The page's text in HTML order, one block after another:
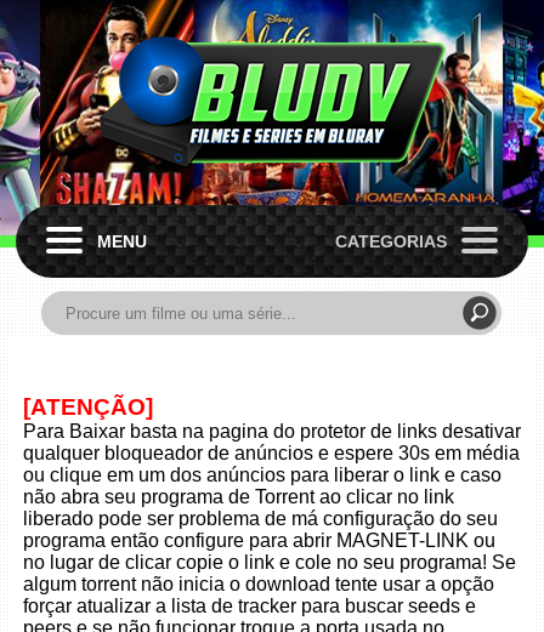
MENU CATEGORIAS
[ATENÇÃO]
Para Baixar basta na pagina do protetor de links desativar
qualquer bloqueador de anúncios e espere 30s em média
ou clique em um dos anúncios para liberar o link e caso
não abra seu programa de Torrent ao clicar no link
liberado pode ser problema de má configuração do seu
programa então configure para abrir MAGNET-LINK ou
no lugar de clicar copie o link e cole no seu programa! Se
algum torrent não inicia o download tente usar a opção
forçar atualizar a lista de tracker para buscar seeds e
peers e se não funcionar troque a porta usada no